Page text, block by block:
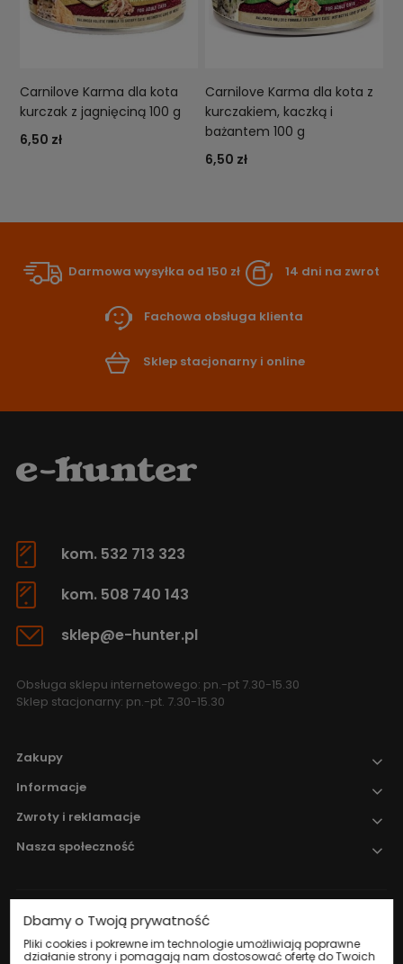
Carnilove Karma dla kota
kurczak z jagnięciną 100 g
6,50 zł
Carnilove Karma dla kota z
kurczakiem, kaczką i
bażantem 100 g
6,50 zł
Darmowa wysyłka od 150 zł 14 dni na zwrot
Fachowa obsługa klienta
Sklep stacjonarny i online
kom. 532 713 323
kom. 508 740 143
sklep@e-hunter.pl
Obsługa sklepu internetowego: pn.-pt 7.30-15.30
Sklep stacjonarny: pn.-pt. 7.30-15.30
Zakupy
Informacje
Zwroty i reklamacje
Nasza społeczność
Nadzór nad obrotem produktami
leczniczymi weterynaryjnymi sprawuje
Wojewódzki Inspektorat Weterynarii w
Dbamy o Twoją prywatność
Pliki cookies i pokrewne im technologie umożliwiają poprawne
działanie strony i pomagają nam dostosować ofertę do Twoich